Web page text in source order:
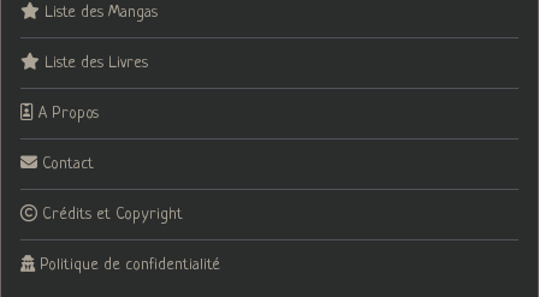
Liste des Mangas
Liste des Livres
A Propos
Contact
Crédits et Copyright
Politique de confidentialité